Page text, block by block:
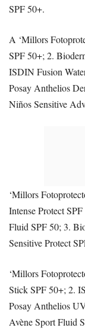
SPF 50+.
A ‘Millors
SPF 50+; 2.
ISDIN Fusion
Posay Anthelios
Niños Sensitive
‘Millors
Intense Protect
Fluid SPF 50; 3.
Sensitive Protect
‘Millors
Stick SPF 50+; 2.
Posay Anthelios
Avène Sport Fluid